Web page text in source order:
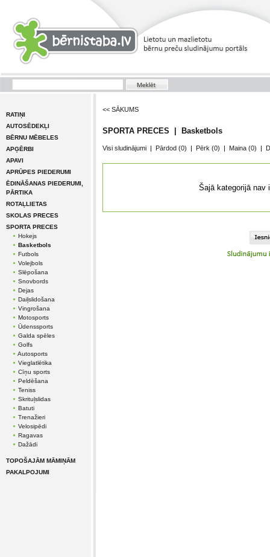
RATIŅI
AUTOSĒDEKĻI
BĒRNU MĒBELES
APĢĒRBI
APAVI
APRŪPES PIEDERUMI
ĒDINĀŠANAS PIEDERUMI,
PĀRTIKA
ROTAĻLIETAS
SKOLAS PRECES
SPORTA PRECES
Hokejs
Basketbols
Futbols
Volejbols
Slēpošana
Snovbords
Dejas
Daiļslidošana
Vingrošana
Motosports
Ūdenssports
Galda spēles
Golfs
Autosports
Vieglatlētika
Cīņu sports
Peldēšana
Teniss
Skrituļslidas
Batuti
Trenažieri
Velosipēdi
Ragavas
Dažādi
TOPOŠAJĀM MĀMIŅĀM
PAKALPOJUMI
<< SĀKUMS
SPORTA PRECES | Basketbols
Visi sludinājumi | Pārdod (0) | Pērk (0) | Maina (0) |
Šajā kategorijā nav